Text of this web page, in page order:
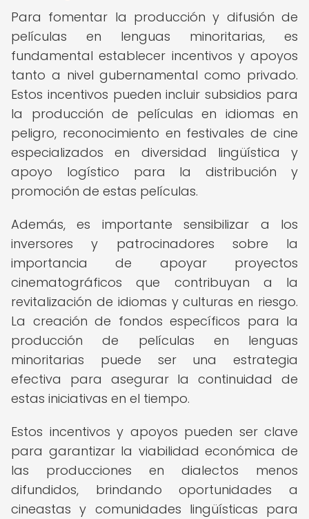
Para fomentar la producción y difusión de
películas en lenguas minoritarias, es
fundamental establecer incentivos y apoyos
tanto a nivel gubernamental como privado.
Estos incentivos pueden incluir subsidios para
la producción de películas en idiomas en
peligro, reconocimiento en festivales de cine
especializados en diversidad lingüística y
apoyo logístico para la distribución y
promoción de estas películas.
Además, es importante sensibilizar a los
inversores y patrocinadores sobre la
importancia de apoyar proyectos
cinematográficos que contribuyan a la
revitalización de idiomas y culturas en riesgo.
La creación de fondos específicos para la
producción de películas en lenguas
minoritarias puede ser una estrategia
efectiva para asegurar la continuidad de
estas iniciativas en el tiempo.
Estos incentivos y apoyos pueden ser clave
para garantizar la viabilidad económica de
las producciones en dialectos menos
difundidos, brindando oportunidades a
cineastas y comunidades lingüísticas para